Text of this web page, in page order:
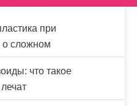
при
о сложном
что такое